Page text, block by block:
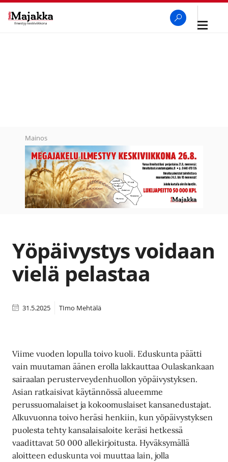
Avaa
Mainos
Yöpäivystys voidaan
vielä pelastaa
31.5.2025 TImo Mehtälä
Viime vuoden lopulla toivo kuoli. Eduskunta päätti
vain muutaman äänen erolla lakkauttaa Oulaskankaan
sairaalan perusterveydenhuollon yöpäivystyksen.
Asian ratkaisivat käytännössä alueemme
perussuomalaiset ja kokoomuslaiset kansanedustajat.
Alkuvuonna toivo heräsi henkiin, kun yöpäivystyksen
puolesta tehty kansalaisaloite keräsi hetkessä
vaadittavat 50 000 allekirjoitusta. Hyväksymällä
aloitteen eduskunta voi muuttaa lain, jolla